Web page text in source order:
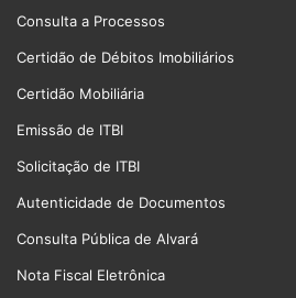
Consulta a Processos
Certidão de Débitos Imobiliários
Certidão Mobiliária
Emissão de ITBI
Solicitação de ITBI
Autenticidade de Documentos
Consulta Pública de Alvará
Nota Fiscal Eletrônica